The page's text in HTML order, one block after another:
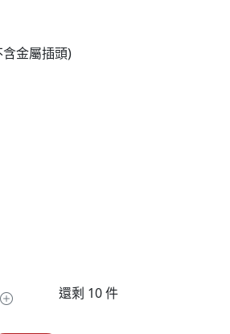
金屬插頭)
還剩 10 件